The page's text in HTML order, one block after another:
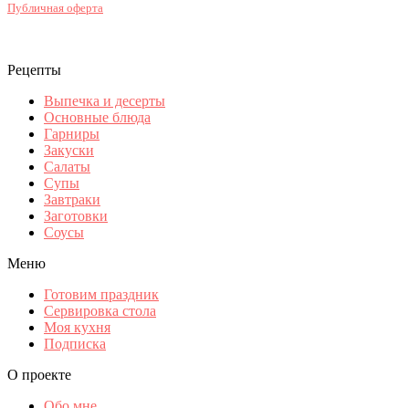
Публичная оферта
Рецепты
Выпечка и десерты
Основные блюда
Гарниры
Закуски
Салаты
Супы
Завтраки
Заготовки
Соусы
Меню
Готовим праздник
Сервировка стола
Моя кухня
Подписка
О проекте